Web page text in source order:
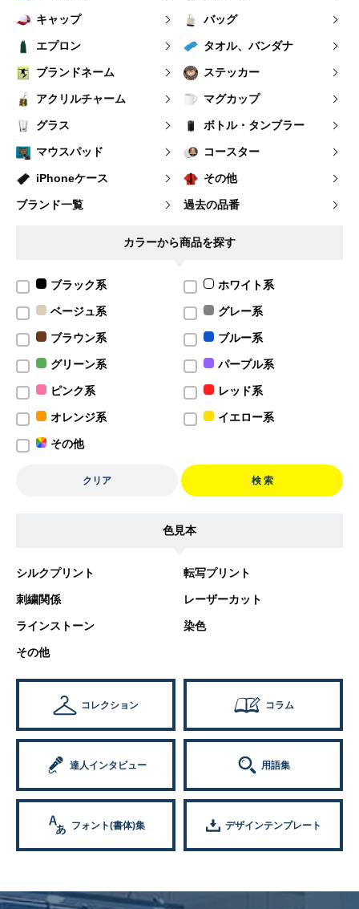
キャップ バッグ
エプロン タオル、バンダナ
ブランドネーム ステッカー
アクリルチャーム マグカップ
グラス ボトル・タンブラー
マウスパッド コースター
iPhoneケース その他
ブランド一覧 過去の品番
カラーから商品を探す
ブラック系 ホワイト系
ベージュ系 グレー系
ブラウン系 ブルー系
グリーン系 パープル系
ピンク系 レッド系
オレンジ系 イエロー系
その他
クリア 検 索
色見本
シルクプリント 転写プリント
刺繍関係 レーザーカット
ラインストーン 染色
その他
コレクション コラム
達人インタビュー 用語集
フォント(書体)集 デザインテンプレート